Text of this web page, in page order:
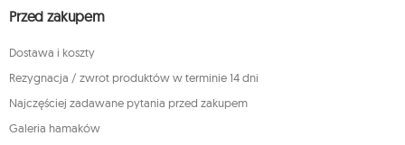
Przed zakupem
Dostawa i koszty
Rezygnacja / zwrot produktów w terminie 14 dni
Najczęściej zadawane pytania przed zakupem
Galeria hamaków